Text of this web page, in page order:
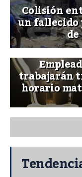
Colisión
un fallecido
trabajarán
horario